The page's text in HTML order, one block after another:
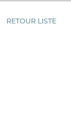
RETOUR LISTE